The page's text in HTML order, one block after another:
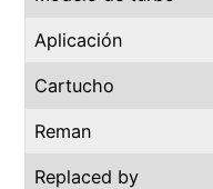
Aplicación
Cartucho
Reman
Replaced by